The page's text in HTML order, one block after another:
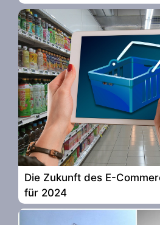
Die Zukunft des E-
für 2024